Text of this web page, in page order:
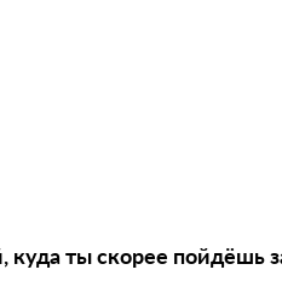
куда ты скорее пойдёшь